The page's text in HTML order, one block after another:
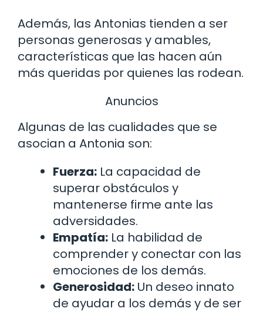
Además, las Antonias tienden a ser
personas generosas y amables,
características que las hacen aún
más queridas por quienes las rodean.
Anuncios
Algunas de las cualidades que se
asocian a Antonia son:
Fuerza: La capacidad de
superar obstáculos y
mantenerse firme ante las
adversidades.
Empatía: La habilidad de
comprender y conectar con las
emociones de los demás.
Generosidad: Un deseo innato
de ayudar a los demás y de ser